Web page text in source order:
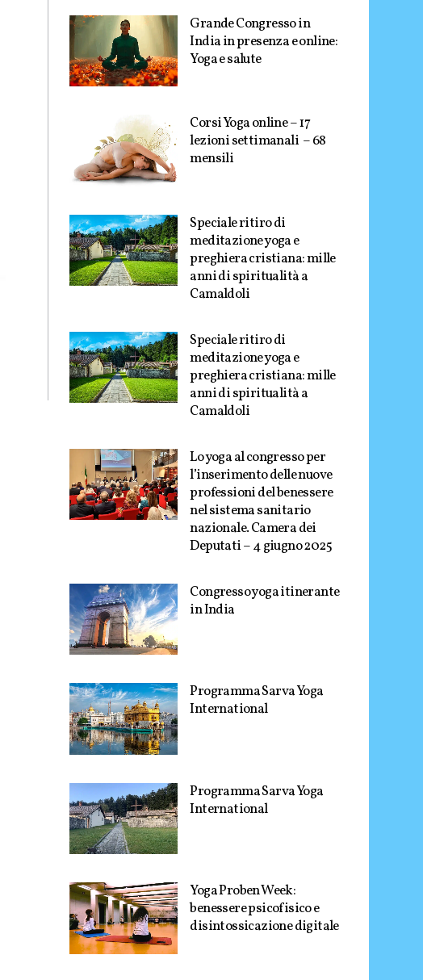
Grande Congresso in
India in presenza e online:
Yoga e salute
Corsi Yoga online – 17
lezioni settimanali – 68
mensili
Speciale ritiro di
meditazione yoga e
preghiera cristiana: mille
anni di spiritualità a
Camaldoli
Speciale ritiro di
meditazione yoga e
preghiera cristiana: mille
anni di spiritualità a
Camaldoli
Lo yoga al congresso per
l’inserimento delle nuove
professioni del benessere
nel sistema sanitario
nazionale. Camera dei
Deputati – 4 giugno 2025
Congresso yoga itinerante
in India
Programma Sarva Yoga
International
Programma Sarva Yoga
International
Yoga Proben Week:
benessere psicofisico e
disintossicazione digitale